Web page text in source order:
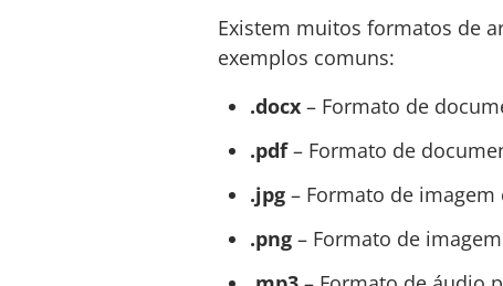
Existem muitos formatos de
exemplos comuns:
.docx– Formato de
.pdf– Formato de
.jpg– Formato de
.png– Formato de